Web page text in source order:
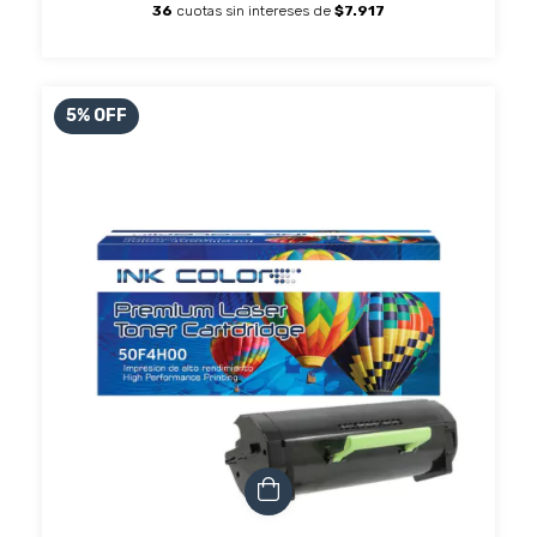
36 cuotas sin intereses de $7.917
5% OFF